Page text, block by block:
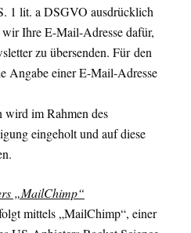
1 lit. a DSGVO ausdrücklich
Ihre E-Mail-Adresse dafür,
zu übersenden. Für den
Angabe einer E-Mail-Adresse
wird im Rahmen des
eingeholt und auf diese
„MailChimp“
mittels „MailChimp“, einer